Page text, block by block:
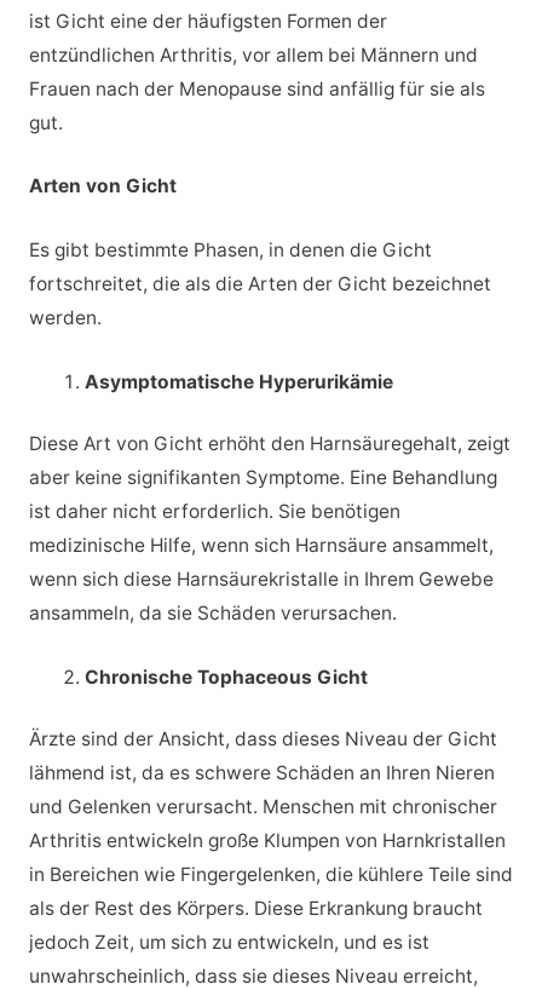
ist Gicht eine der häufigsten Formen der
entzündlichen Arthritis, vor allem bei Männern und
Frauen nach der Menopause sind anfällig für sie als
gut.
Arten von Gicht
Es gibt bestimmte Phasen, in denen die Gicht
fortschreitet, die als die Arten der Gicht bezeichnet
werden.
Asymptomatische Hyperurikämie
Diese Art von Gicht erhöht den Harnsäuregehalt, zeigt
aber keine signifikanten Symptome. Eine Behandlung
ist daher nicht erforderlich. Sie benötigen
medizinische Hilfe, wenn sich Harnsäure ansammelt,
wenn sich diese Harnsäurekristalle in Ihrem Gewebe
ansammeln, da sie Schäden verursachen.
Chronische Tophaceous Gicht
Ärzte sind der Ansicht, dass dieses Niveau der Gicht
lähmend ist, da es schwere Schäden an Ihren Nieren
und Gelenken verursacht. Menschen mit chronischer
Arthritis entwickeln große Klumpen von Harnkristallen
in Bereichen wie Fingergelenken, die kühlere Teile sind
als der Rest des Körpers. Diese Erkrankung braucht
jedoch Zeit, um sich zu entwickeln, und es ist
unwahrscheinlich, dass sie dieses Niveau erreicht,